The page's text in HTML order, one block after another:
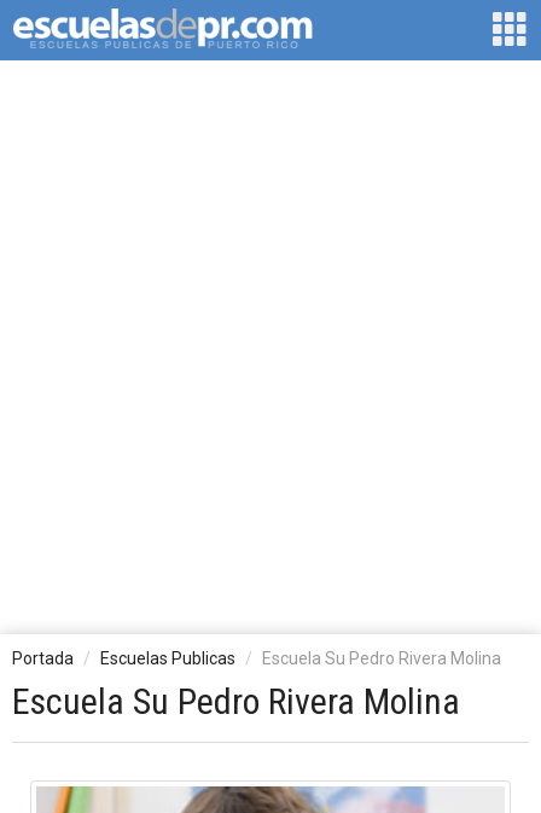
Portada Escuelas Publicas Escuela Su Pedro Rivera Molina
Escuela Su Pedro Rivera Molina